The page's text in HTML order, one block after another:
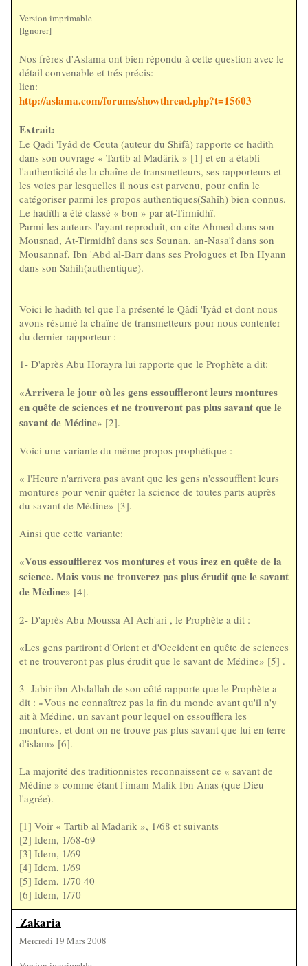
Version imprimable
[Ignorer]
Nos frères d'Aslama ont bien répondu à cette question avec le
détail convenable et trés précis:
lien:
http://aslama.com/forums/showthread.php?t=15603
Extrait:
Le Qadi 'Iyâd de Ceuta (auteur du Shifâ) rapporte ce hadith
dans son ouvrage « Tartib al Madârik » [1] et en a établi
l'authenticité de la chaîne de transmetteurs, ses rapporteurs et
les voies par lesquelles il nous est parvenu, pour enfin le
catégoriser parmi les propos authentiques(Sahîh) bien connus.
Le hadîth a été classé « bon » par at-Tirmidhî.
Parmi les auteurs l'ayant reproduit, on cite Ahmed dans son
Mousnad, At-Tirmidhî dans ses Sounan, an-Nasa'î dans son
Mousannaf, Ibn 'Abd al-Barr dans ses Prologues et Ibn Hyann
dans son Sahih(authentique).
Voici le hadith tel que l'a présenté le Qâdî 'Iyâd et dont nous
avons résumé la chaîne de transmetteurs pour nous contenter
du dernier rapporteur :
1- D'après Abu Horayra lui rapporte que le Prophète a dit:
«Arrivera le jour où les gens essouffleront leurs montures
en quête de sciences et ne trouveront pas plus savant que le
savant de Médine» [2].
Voici une variante du même propos prophétique :
« l'Heure n'arrivera pas avant que les gens n'essoufflent leurs
montures pour venir quêter la science de toutes parts auprès
du savant de Médine» [3].
Ainsi que cette variante:
«Vous essoufflerez vos montures et vous irez en quête de la
science. Mais vous ne trouverez pas plus érudit que le savant
de Médine» [4].
2- D'après Abu Moussa Al Ach'ari , le Prophète a dit :
«Les gens partiront d'Orient et d'Occident en quête de sciences
et ne trouveront pas plus érudit que le savant de Médine» [5] .
3- Jabir ibn Abdallah de son côté rapporte que le Prophète a
dit : «Vous ne connaîtrez pas la fin du monde avant qu'il n'y
ait à Médine, un savant pour lequel on essoufflera les
montures, et dont on ne trouve pas plus savant que lui en terre
d'islam» [6].
La majorité des traditionnistes reconnaissent ce « savant de
Médine » comme étant l'imam Malik Ibn Anas (que Dieu
l'agrée).
[1] Voir « Tartib al Madarik », 1/68 et suivants
[2] Idem, 1/68-69
[3] Idem, 1/69
[4] Idem, 1/69
[5] Idem, 1/70 40
[6] Idem, 1/70
Zakaria
Mercredi 19 Mars 2008